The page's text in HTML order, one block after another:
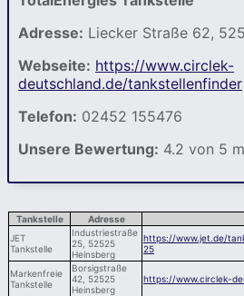
Adresse: Liecker Straße 62,
Webseite: https://www.circlek-
deutschland.de/tankstellenfinder
Telefon: 02452 155476
Unsere Bewertung: 4.2 von 5
Tankstelle Adresse
JET
Tankstelle
Industriestraße
25, 52525
Heinsberg
https://www.jet.de/
25
Markenfreie
Tankstelle
Borsigstraße
42, 52525
Heinsberg
https://www.circlek-